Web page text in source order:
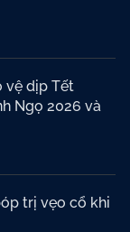
vệ dịp Tết
Ngọ 2026 và
trị vẹo cổ khi